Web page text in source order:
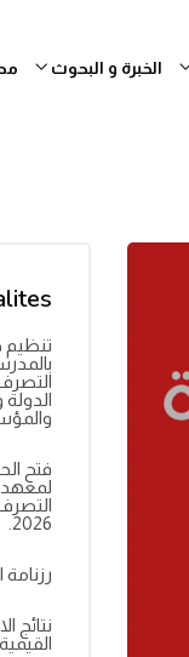
الخبرة و البحوث
تنظيم
فتح
لمعهد
2026.
رزنامة
نتائج